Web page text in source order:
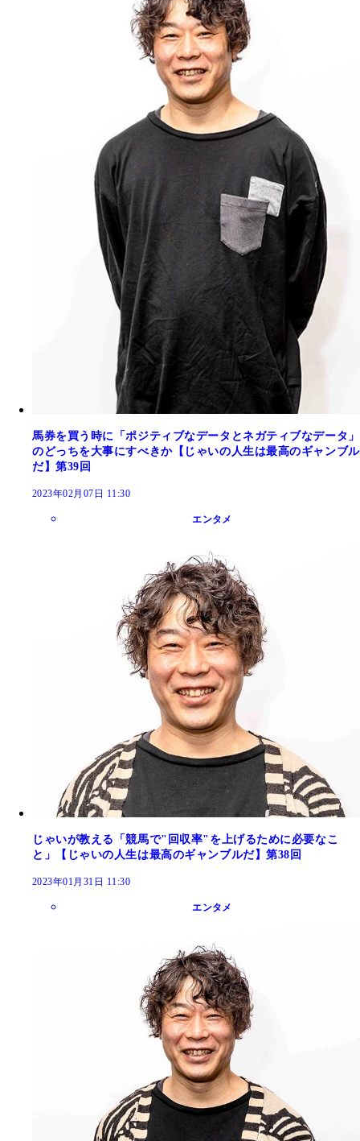
馬券を買う時に「ポジティブなデータとネガティブなデータ」
のどっちを大事にすべきか【じゃいの人生は最高のギャンブル
だ】第39回
2023年02月07日 11:30
エンタメ
じゃいが教える「競馬で"回収率"を上げるために必要なこ
と」【じゃいの人生は最高のギャンブルだ】第38回
2023年01月31日 11:30
エンタメ